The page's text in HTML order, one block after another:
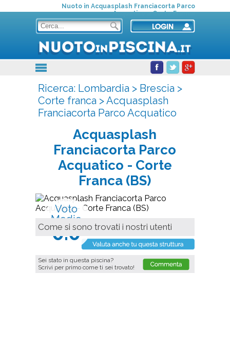
Nuoto in Acquasplash Franciacorta Parco
Acquatico a Corte Franca
Ricerca: Lombardia> Brescia>
Corte franca >Acquasplash
Franciacorta Parco Acquatico
Acquasplash
Franciacorta Parco
Acquatico - Corte
Franca (BS)
Voto
Medio
0.0
Come si sono trovati i nostri utenti
Sei stato in questa piscina?
Scrivi per primo come ti sei trovato!